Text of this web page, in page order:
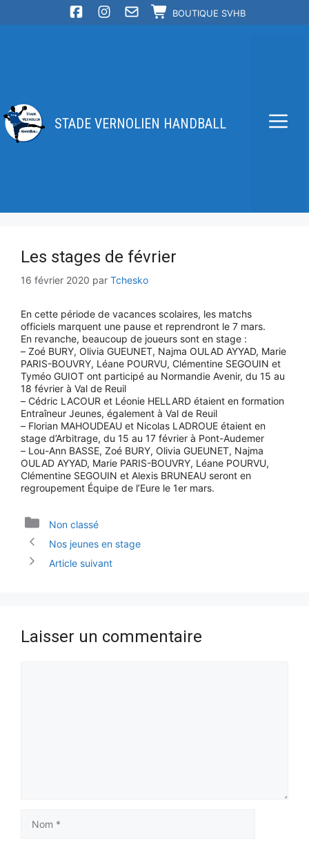
BOUTIQUE SVHB
STADE VERNOLIEN HANDBALL
Les stages de février
16 février 2020 par Tchesko
En cette période de vacances scolaires, les matchs
officiels marquent une pause et reprendront le 7 mars.
En revanche, beaucoup de joueurs sont en stage :
– Zoé BURY, Olivia GUEUNET, Najma OULAD AYYAD, Marie
PARIS-BOUVRY, Léane POURVU, Clémentine SEGOUIN et
Tyméo GUIOT ont participé au Normandie Avenir, du 15 au
18 février à Val de Reuil
– Cédric LACOUR et Léonie HELLARD étaient en formation
Entraîneur Jeunes, également à Val de Reuil
– Florian MAHOUDEAU et Nicolas LADROUE étaient en
stage d’Arbitrage, du 15 au 17 février à Pont-Audemer
– Lou-Ann BASSE, Zoé BURY, Olivia GUEUNET, Najma
OULAD AYYAD, Marie PARIS-BOUVRY, Léane POURVU,
Clémentine SEGOUIN et Alexis BRUNEAU seront en
regroupement Équipe de l’Eure le 1er mars.
Catégories
Non classé
Nos jeunes en stage
Article suivant
Laisser un commentaire